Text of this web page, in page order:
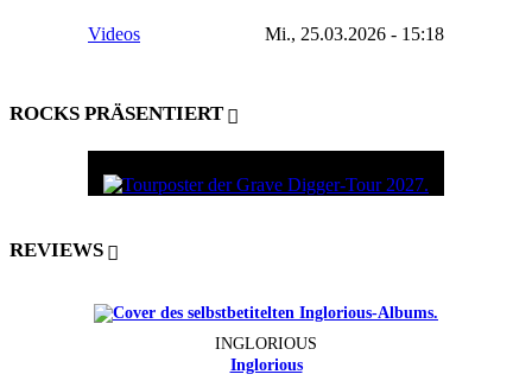
Videos Mi., 25.03.2026 - 15:18
ROCKS PRÄSENTIERT
REVIEWS
INGLORIOUS
Inglorious